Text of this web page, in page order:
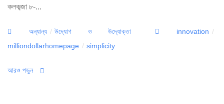
কলকব্জা ৮-...
Categories
অন্যান্য / উদ্যোগ ও উদ্যোক্তা Tags
innovation /
milliondollarhomepage / simplicity
আরও পড়ুন